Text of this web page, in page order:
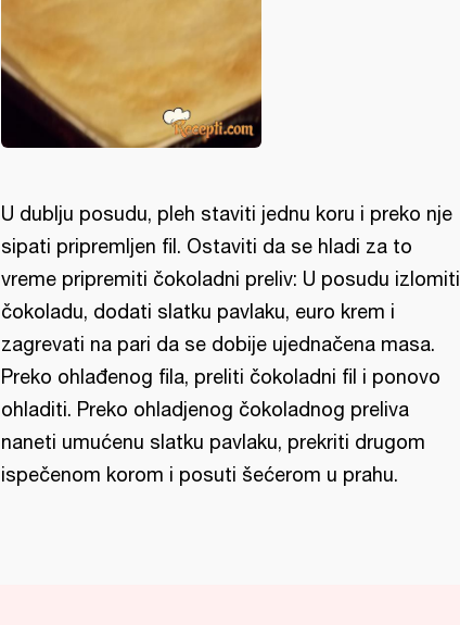
U dublju posudu, pleh staviti jednu koru i preko nje
sipati pripremljen fil. Ostaviti da se hladi za to
vreme pripremiti čokoladni preliv: U posudu izlomiti
čokoladu, dodati slatku pavlaku, euro krem i
zagrevati na pari da se dobije ujednačena masa.
Preko ohlađenog fila, preliti čokoladni fil i ponovo
ohladiti. Preko ohladjenog čokoladnog preliva
naneti umućenu slatku pavlaku, prekriti drugom
ispečenom korom i posuti šećerom u prahu.